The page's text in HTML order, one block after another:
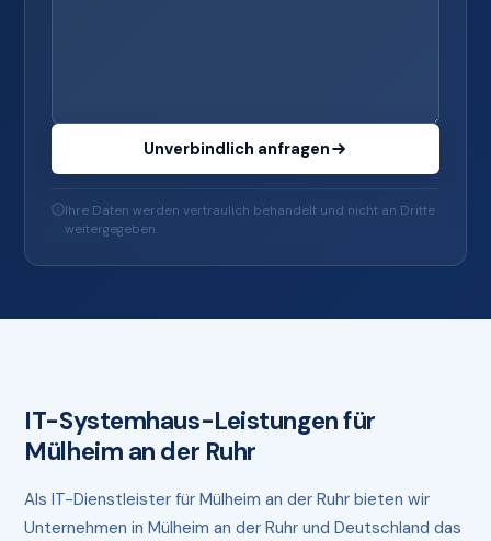
Unverbindlich anfragen
Ihre Daten werden vertraulich behandelt und nicht an Dritte
weitergegeben.
IT-Systemhaus-Leistungen für
Mülheim an der Ruhr
Als IT-Dienstleister für Mülheim an der Ruhr bieten wir
Unternehmen in Mülheim an der Ruhr und Deutschland das